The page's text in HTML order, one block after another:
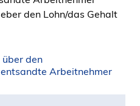
den Lohn/das Gehalt
den
Arbeitnehmer